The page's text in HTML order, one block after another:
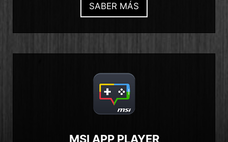
SABER MÁS
MSI APP PLAYER